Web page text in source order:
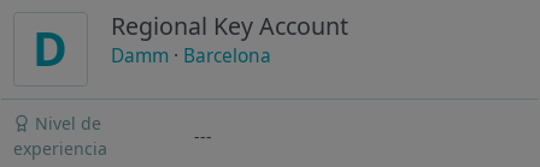
D Regional Key Account
Damm · Barcelona
Nivel de
experiencia
---